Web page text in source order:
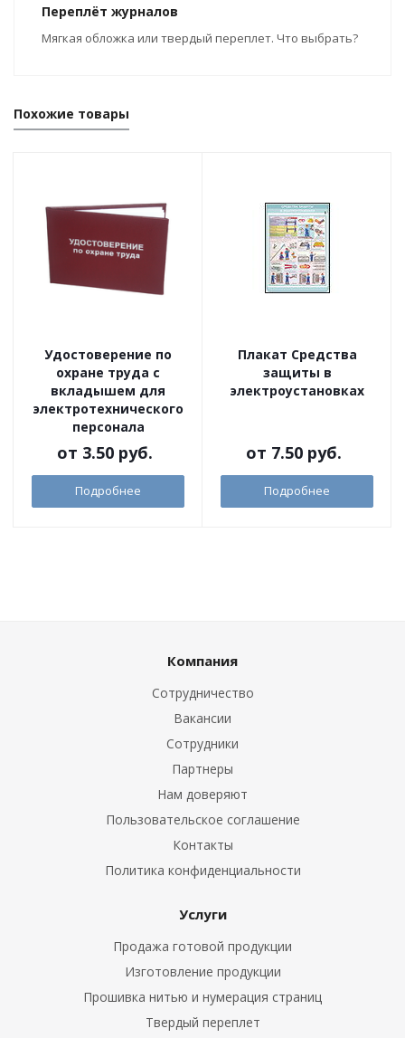
Переплёт журналов
Мягкая обложка или твердый переплет. Что выбрать?
Похожие товары
Удостоверение по
охране труда c
вкладышем для
электротехнического
персонала
от 3.50 руб.
Подробнее
Плакат Средства
защиты в
электроустановках
от 7.50 руб.
Подробнее
Компания
Сотрудничество
Вакансии
Сотрудники
Партнеры
Нам доверяют
Пользовательское соглашение
Контакты
Политика конфиденциальности
Услуги
Продажа готовой продукции
Изготовление продукции
Прошивка нитью и нумерация страниц
Твердый переплет